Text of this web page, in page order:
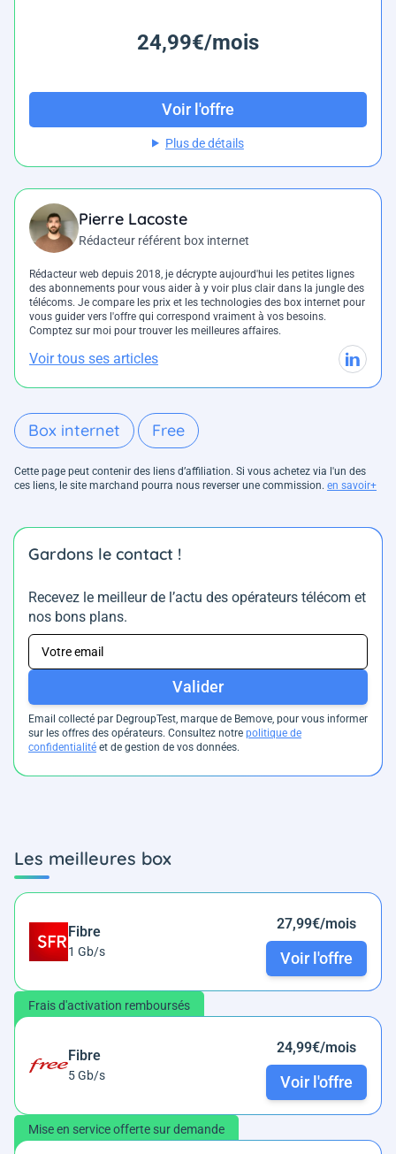
24,99€/mois
Voir l'offre
Plus de détails
Pierre Lacoste
Rédacteur référent box internet
Rédacteur web depuis 2018, je décrypte aujourd'hui les petites lignes
des abonnements pour vous aider à y voir plus clair dans la jungle des
télécoms. Je compare les prix et les technologies des box internet pour
vous guider vers l'offre qui correspond vraiment à vos besoins.
Comptez sur moi pour trouver les meilleures affaires.
Voir tous ses articles
Box internet Free
Cette page peut contenir des liens d’affiliation. Si vous achetez via l'un des
ces liens, le site marchand pourra nous reverser une commission. en savoir+
Gardons le contact !
Recevez le meilleur de l’actu des opérateurs télécom et
nos bons plans.
Valider
Email collecté par DegroupTest, marque de Bemove, pour vous informer
sur les offres des opérateurs. Consultez notre politique de
confidentialité et de gestion de vos données.
Les meilleures box
Fibre
1 Gb/s
27,99€/mois
Voir l'offre
Frais d'activation remboursés
Fibre
5 Gb/s
24,99€/mois
Voir l'offre
Mise en service offerte sur demande